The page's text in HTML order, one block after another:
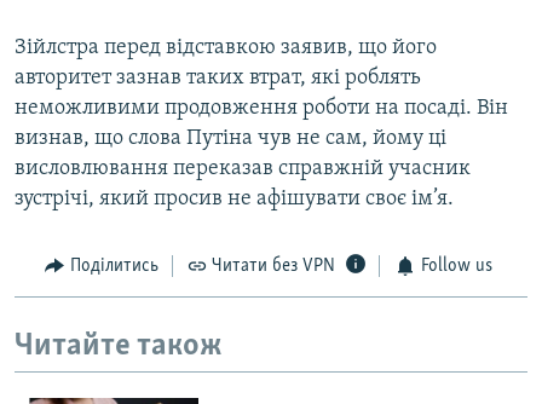
Зійлстра перед відставкою заявив, що його
авторитет зазнав таких втрат, які роблять
неможливими продовження роботи на посаді. Він
визнав, що слова Путіна чув не сам, йому ці
висловлювання переказав справжній учасник
зустрічі, який просив не афішувати своє ім’я.
Поділитись Читати без VPN Follow us
Читайте також